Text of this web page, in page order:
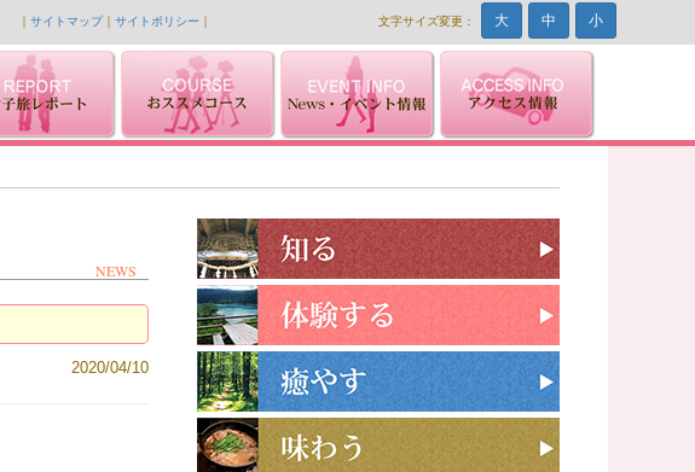
｜ サイトマップ｜ サイトポリシー ｜ 文字サイズ変更： 大 中 小
NEWS
2020/04/10